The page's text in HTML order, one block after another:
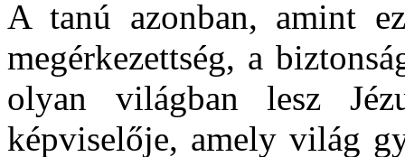
A tanú azonban, amint
megérkezettség, a
olyan világban lesz
képviselője, amely világ